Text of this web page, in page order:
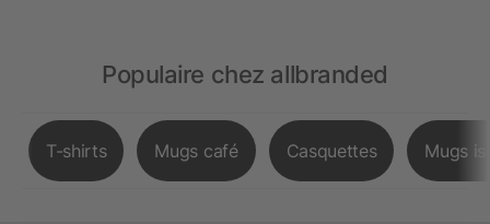
Populaire chez allbranded
T-shirts Mugs café Casquettes Mugs